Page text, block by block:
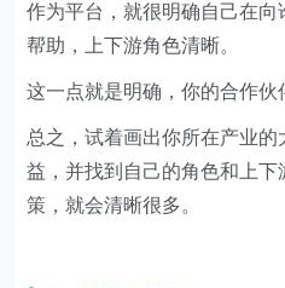
作为平台，就很明确自己在
帮助，上下游角色清晰。
这一点就是明确，你的合作伙
总之，试着画出你所在产业的
益，并找到自己的角色和上
策，就会清晰很多。